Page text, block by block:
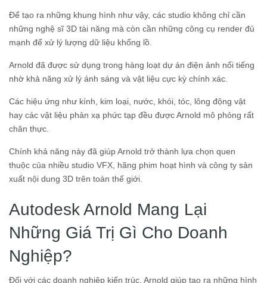
Để tạo ra những khung hình như vậy, các studio không chỉ cần
những nghệ sĩ 3D tài năng mà còn cần những công cụ render đủ
mạnh để xử lý lượng dữ liệu khổng lồ.
Arnold đã được sử dụng trong hàng loạt dự án điện ảnh nổi tiếng
nhờ khả năng xử lý ánh sáng và vật liệu cực kỳ chính xác.
Các hiệu ứng như kính, kim loại, nước, khói, tóc, lông động vật
hay các vật liệu phản xạ phức tạp đều được Arnold mô phỏng rất
chân thực.
Chính khả năng này đã giúp Arnold trở thành lựa chọn quen
thuộc của nhiều studio VFX, hãng phim hoạt hình và công ty sản
xuất nội dung 3D trên toàn thế giới.
Autodesk Arnold Mang Lại
Những Giá Trị Gì Cho Doanh
Nghiệp?
Đối với các doanh nghiệp kiến trúc, Arnold giúp tạo ra những hình